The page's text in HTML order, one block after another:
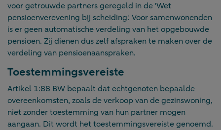
voor getrouwde partners geregeld in de 'Wet
pensioenverevening bij scheiding'. Voor samenwonenden
is er geen automatische verdeling van het opgebouwde
pensioen. Zij dienen dus zelf afspraken te maken over de
verdeling van pensioenaanspraken.
Toestemmingsvereiste
Artikel 1:88 BW bepaalt dat echtgenoten bepaalde
overeenkomsten, zoals de verkoop van de gezinswoning,
niet zonder toestemming van hun partner mogen
aangaan. Dit wordt het toestemmingsvereiste genoemd.